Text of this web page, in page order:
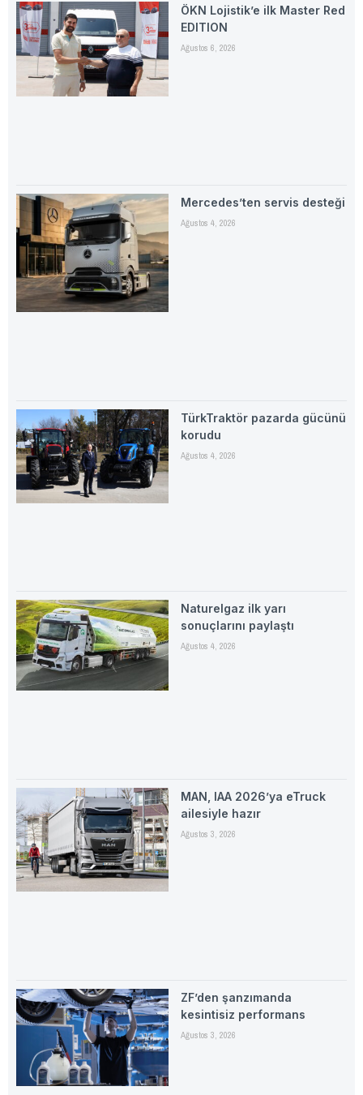
ÖKN Lojistik’e ilk Master Red
EDITION
Ağustos 6, 2026
Mercedes’ten servis desteği
Ağustos 4, 2026
TürkTraktör pazarda gücünü
korudu
Ağustos 4, 2026
Naturelgaz ilk yarı
sonuçlarını paylaştı
Ağustos 4, 2026
MAN, IAA 2026’ya eTruck
ailesiyle hazır
Ağustos 3, 2026
ZF’den şanzımanda
kesintisiz performans
Ağustos 3, 2026